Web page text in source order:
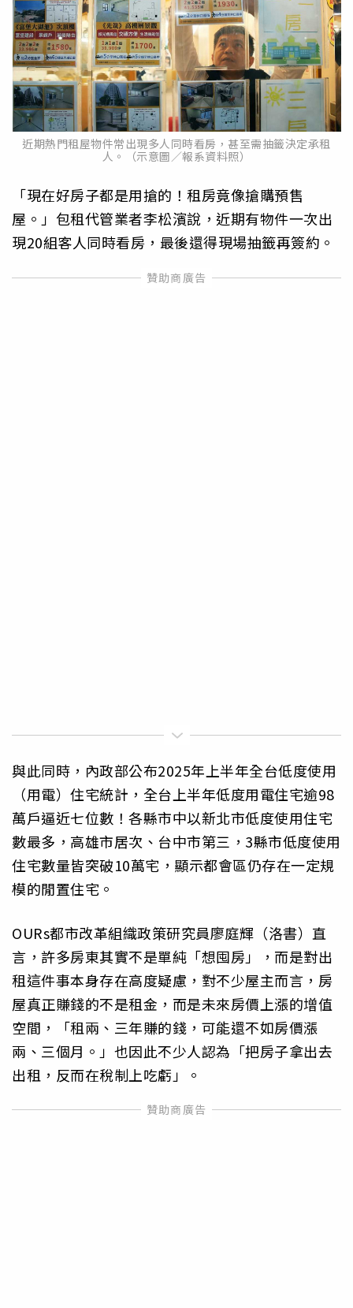
近期熱門租屋物件常出現多人同時看房，甚至需抽籤決定承租
人。（示意圖／報系資料照）
「現在好房子都是用搶的！租房竟像搶購預售
屋。」包租代管業者李松濱說，近期有物件一次出
現20組客人同時看房，最後還得現場抽籤再簽約。
與此同時，內政部公布2025年上半年全台低度使用
（用電）住宅統計，全台上半年低度用電住宅逾98
萬戶逼近七位數！各縣市中以新北市低度使用住宅
數最多，高雄市居次、台中市第三，3縣市低度使用
住宅數量皆突破10萬宅，顯示都會區仍存在一定規
模的閒置住宅。
OURs都市改革組織政策研究員廖庭輝（洛書）直
言，許多房東其實不是單純「想囤房」，而是對出
租這件事本身存在高度疑慮，對不少屋主而言，房
屋真正賺錢的不是租金，而是未來房價上漲的增值
空間，「租兩、三年賺的錢，可能還不如房價漲
兩、三個月。」也因此不少人認為「把房子拿出去
出租，反而在稅制上吃虧」。